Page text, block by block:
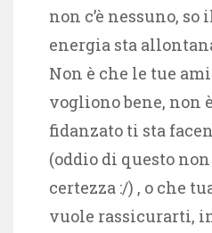
non c’è nessuno,
energia sta
Non è che le tue
vogliono bene, non
fidanzato ti sta
(oddio di questo
certezza :/) , o che
vuole rassicurarti,